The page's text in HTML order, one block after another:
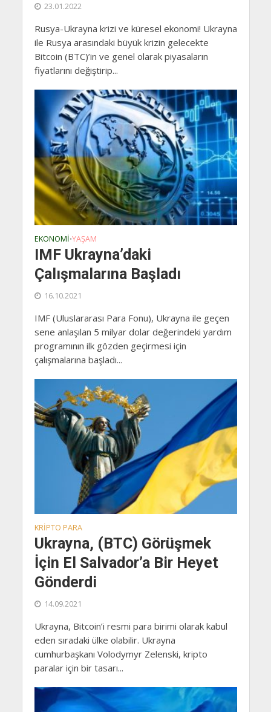
23.01.2022
Rusya-Ukrayna krizi ve küresel ekonomi! Ukrayna
ile Rusya arasındaki büyük krizin gelecekte
Bitcoin (BTC)’in ve genel olarak piyasaların
fiyatlarını değiştirip...
EKONOMI•YAŞAM
IMF Ukrayna’daki
Çalışmalarına Başladı
16.10.2021
IMF (Uluslararası Para Fonu), Ukrayna ile geçen
sene anlaşılan 5 milyar dolar değerindeki yardım
programının ilk gözden geçirmesi için
çalışmalarına başladı...
KRIPTO PARA
Ukrayna, (BTC) Görüşmek
İçin El Salvador’a Bir Heyet
Gönderdi
14.09.2021
Ukrayna, Bitcoin’i resmi para birimi olarak kabul
eden sıradaki ülke olabilir. Ukrayna
cumhurbaşkanı Volodymyr Zelenski, kripto
paralar için bir tasarı...